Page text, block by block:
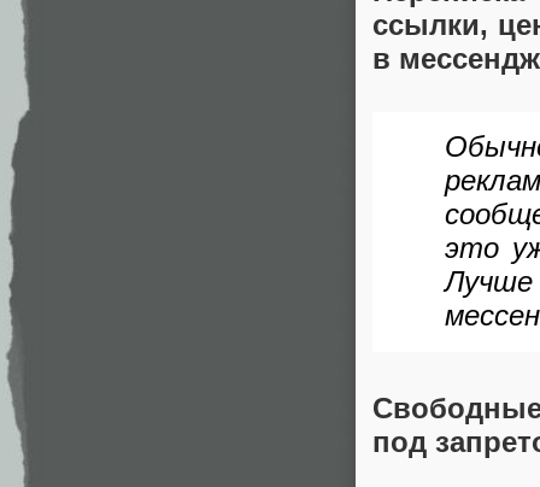
ссылки,
в
это
под